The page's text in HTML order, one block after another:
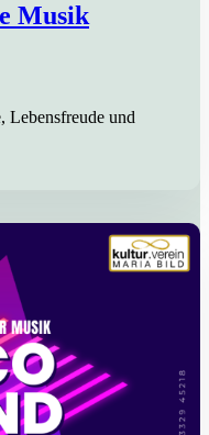
Musik
Lebensfreude und